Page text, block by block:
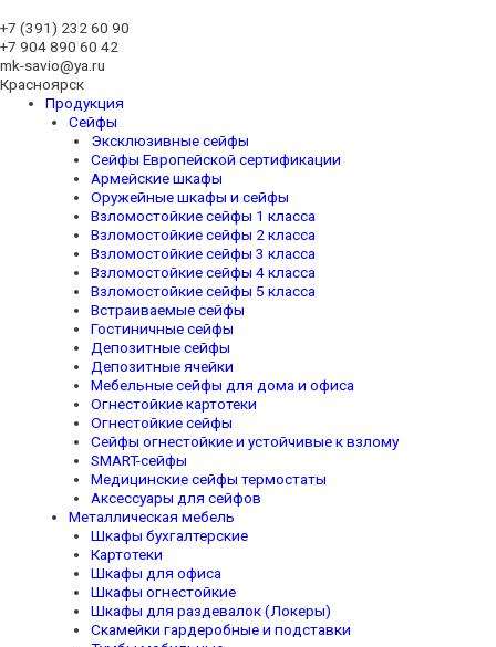
+7 (391) 232 60 90
+7 904 890 60 42
mk-savio@ya.ru
Красноярск
Продукция
Сейфы
Эксклюзивные сейфы
Сейфы Европейской сертификации
Армейские шкафы
Оружейные шкафы и сейфы
Взломостойкие сейфы 1 класса
Взломостойкие сейфы 2 класса
Взломостойкие сейфы 3 класса
Взломостойкие сейфы 4 класса
Взломостойкие сейфы 5 класса
Встраиваемые сейфы
Гостиничные сейфы
Депозитные сейфы
Депозитные ячейки
Мебельные сейфы для дома и офиса
Огнестойкие картотеки
Огнестойкие сейфы
Сейфы огнестойкие и устойчивые к взлому
SMART-сейфы
Медицинские сейфы термостаты
Аксессуары для сейфов
Металлическая мебель
Шкафы бухгалтерские
Картотеки
Шкафы для офиса
Шкафы огнестойкие
Шкафы для раздевалок (Локеры)
Скамейки гардеробные и подставки